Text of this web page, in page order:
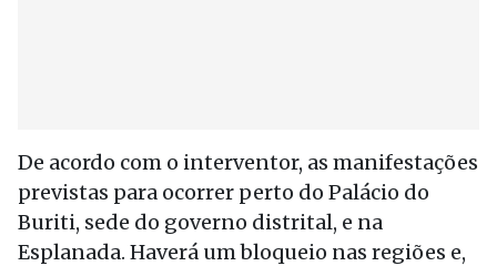
De acordo com o interventor, as manifestações
previstas para ocorrer perto do Palácio do
Buriti, sede do governo distrital, e na
Esplanada. Haverá um bloqueio nas regiões e,